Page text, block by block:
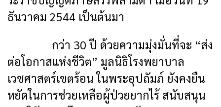
ธันวาคม 2544 เป็นต้นมา
กว่า 30 ปี ด้วยความมุ่งมั่นที่จะ “ส่ง
ต่อโอกาสแห่งชีวิต” มูลนิธิโรงพยาบาล
เวชศาสตร์เขตร้อน ในพระอุปถัมภ์ ยังคงยืน
หยัดในการช่วยเหลือผู้ป่วยยากไร้ สนับสนุน